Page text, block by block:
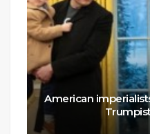
American